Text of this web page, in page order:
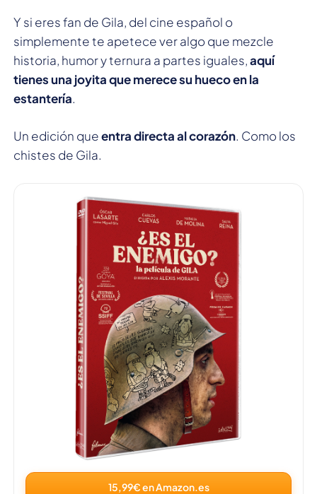
Y si eres fan de Gila, del cine español o
simplemente te apetece ver algo que mezcle
historia, humor y ternura a partes iguales,aquí
tienes una joyita que merece su hueco en la
estantería.
Un edición queentra directa al corazón. Como los
chistes de Gila.
15,99€ en Amazon.es